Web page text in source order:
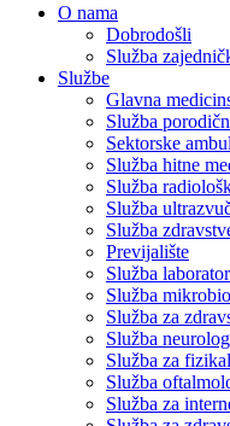
O nama
Dobrodošli
Služba
Službe
Glavna
Služba
Sektorske
Služba hitne
Služba
Služba
Služba
Previjalište
Služba
Služba
Služba za
Služba
Služba za
Služba
Služba za